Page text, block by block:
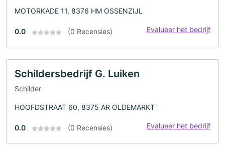
MOTORKADE 11, 8376 HM OSSENZIJL
0.0 (0 Recensies) Evalueer het bedrijf
Schildersbedrijf G. Luiken
Schilder
HOOFDSTRAAT 60, 8375 AR OLDEMARKT
0.0 (0 Recensies) Evalueer het bedrijf